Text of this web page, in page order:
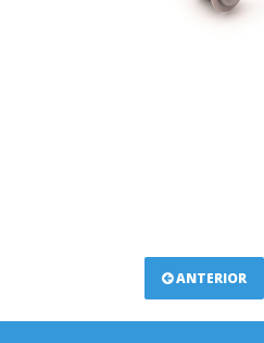
ANTERIOR